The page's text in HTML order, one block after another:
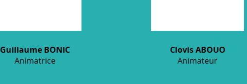
Guillaume BONIC
Animatrice
Clovis ABOUO
Animateur